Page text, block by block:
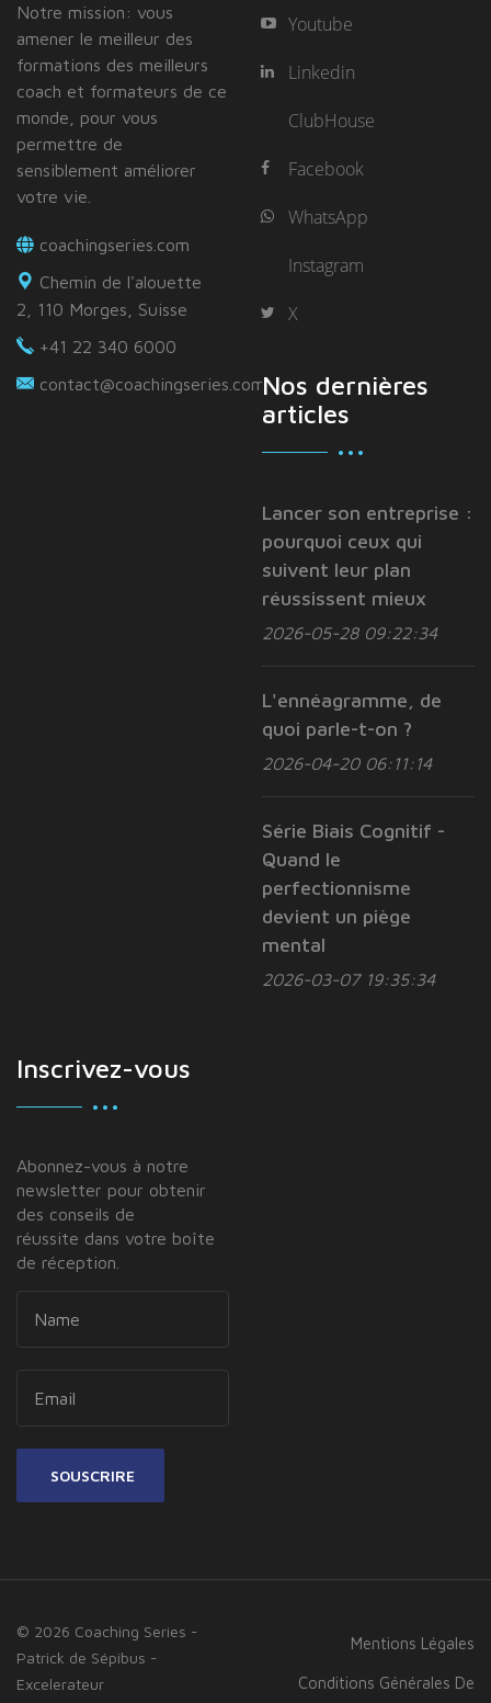
Notre mission: vous
amener le meilleur des
formations des meilleurs
coach et formateurs de ce
monde, pour vous
permettre de
sensiblement améliorer
votre vie.
coachingseries.com
Chemin de l'alouette
2, 110 Morges, Suisse
+41 22 340 6000
contact@coachingseries.com
Youtube
Linkedin
ClubHouse
Facebook
WhatsApp
Instagram
X
Nos dernières
articles
Lancer son entreprise :
pourquoi ceux qui
suivent leur plan
réussissent mieux
2026-05-28 09:22:34
L'ennéagramme, de
quoi parle-t-on ?
2026-04-20 06:11:14
Série Biais Cognitif -
Quand le
perfectionnisme
devient un piège
mental
2026-03-07 19:35:34
Inscrivez-vous
Abonnez-vous à notre
newsletter pour obtenir
des conseils de
réussite dans votre boîte
de réception.
SOUSCRIRE
© 2026 Coaching Series -
Patrick de Sépibus -
Excelerateur
Mentions Légales
Conditions Générales De